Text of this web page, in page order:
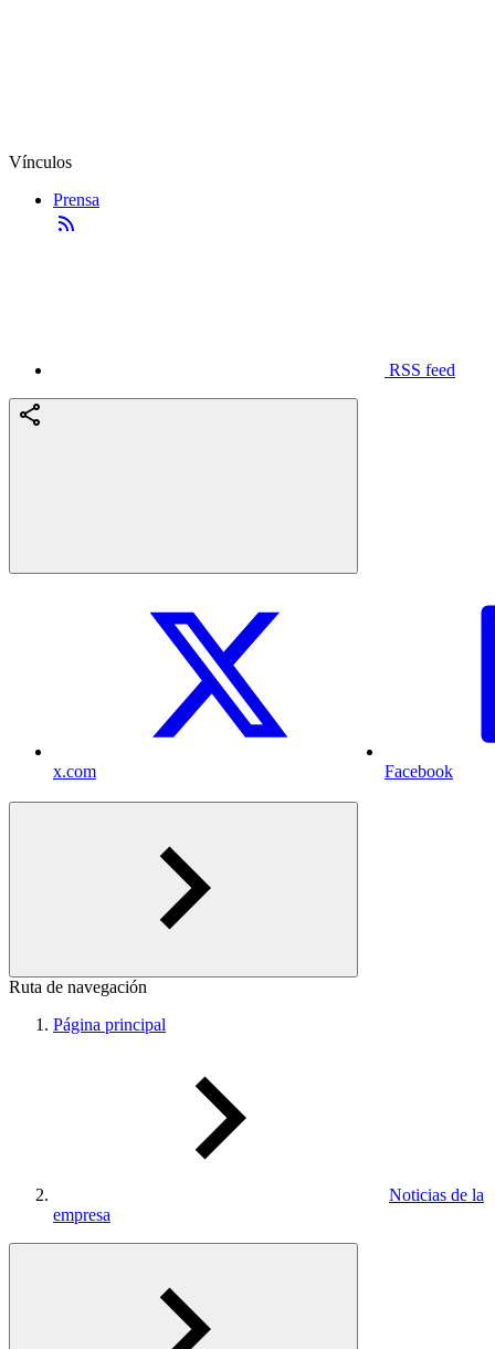
Vínculos
Prensa
RSS feed
x.com Facebook
Ruta de navegación
Página principal
Noticias de la
empresa